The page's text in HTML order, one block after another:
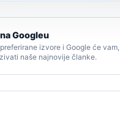
Googleu
izvore i Google će vam,
naše najnovije članke.